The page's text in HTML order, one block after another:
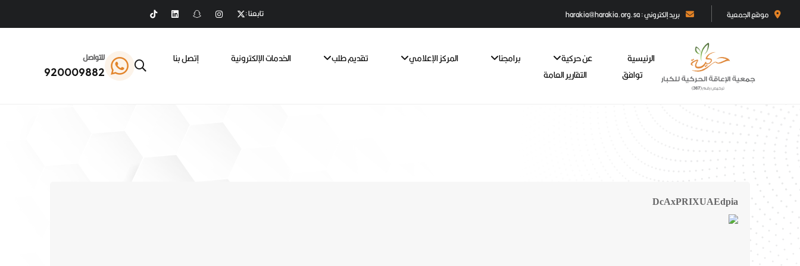
موقع الجمعية بريد إلكتروني : harakia@harakia.org.sa تابعنا :
الرئيسية عن حركية برامجنا المركز الإعلامي تقديم طلب الخدمات الإلكترونية
إتصل بنا
توافق
التقارير العامة
للتواصل
920009882
DcAxPRIXUAEdpia